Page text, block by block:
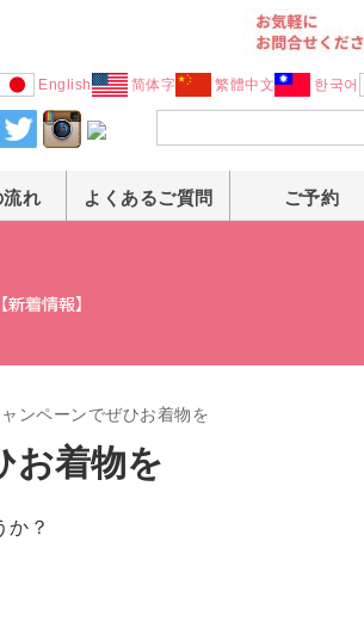
English 简体字 繁體中文 한국어
流れ よくあるご質問 ご予約
ンペーンでぜひお着物を
お着物を
か？